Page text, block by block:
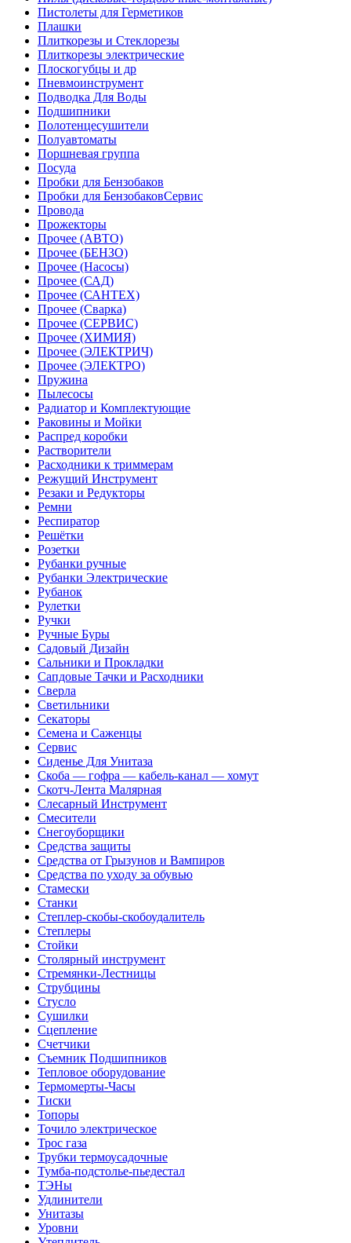
Пистолеты для Герметиков
Плашки
Плиткорезы и Стеклорезы
Плиткорезы электрические
Плоскогубцы и др
Пневмоинструмент
Подводка Для Воды
Подшипники
Полотенцесушители
Полуавтоматы
Поршневая группа
Посуда
Пробки для Бензобаков
Пробки для БензобаковСервис
Провода
Прожекторы
Прочее (АВТО)
Прочее (БЕНЗО)
Прочее (Насосы)
Прочее (САД)
Прочее (САНТЕХ)
Прочее (Сварка)
Прочее (СЕРВИС)
Прочее (ХИМИЯ)
Прочее (ЭЛЕКТРИЧ)
Прочее (ЭЛЕКТРО)
Пружина
Пылесосы
Радиатор и Комплектующие
Раковины и Мойки
Распред коробки
Растворители
Расходники к триммерам
Режущий Инструмент
Резаки и Редукторы
Ремни
Респиратор
Решётки
Розетки
Рубанки ручные
Рубанки Электрические
Рубанок
Рулетки
Ручки
Ручные Буры
Садовый Дизайн
Сальники и Прокладки
Сапдовые Тачки и Расходники
Сверла
Светильники
Секаторы
Семена и Саженцы
Сервис
Сиденье Для Унитаза
Скоба — гофра — кабель-канал — хомут
Скотч-Лента Малярная
Слесарный Инструмент
Смесители
Снегоуборщики
Средства защиты
Средства от Грызунов и Вампиров
Средства по уходу за обувью
Стамески
Станки
Степлер-скобы-скобоудалитель
Степлеры
Стойки
Столярный инструмент
Стремянки-Лестницы
Струбцины
Стусло
Сушилки
Сцепление
Счетчики
Съемник Подшипников
Тепловое оборудование
Термомерты-Часы
Тиски
Топоры
Точило электрическое
Трос газа
Трубки термоусадочные
Тумба-подстолье-пьедестал
ТЭНы
Удлинители
Унитазы
Уровни